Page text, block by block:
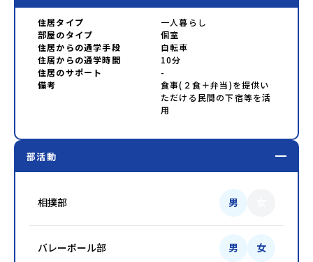
住居タイプ
一人暮らし
部屋のタイプ
個室
住居からの通学手段
自転車
住居からの通学時間
10分
住居のサポート
-
備考
食事(２食＋弁当)を提供い
ただける民間の下宿等を活
用
部活動
相撲部 男
バレーボール部 男 女